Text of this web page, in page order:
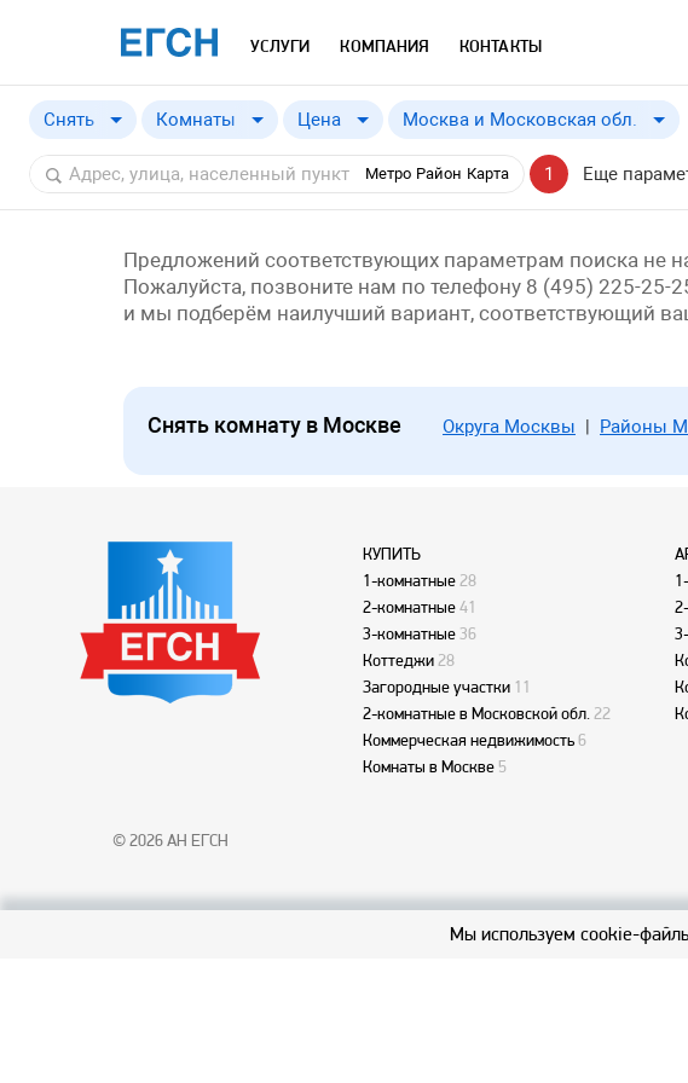
УСЛУГИ КОМПАНИЯ КОНТАКТЫ
Снять
Купить
Снять
Комнаты Цена
от до
Москва и Московская обл.
Москва и Московская обл.
Москва
Московская обл.
Метро Район Карта 1 Еще
Предложений соответствующих параметрам поиска не
Пожалуйста, позвоните нам по телефону 8 (495) 225-25-
и мы подберём наилучший вариант, соответствующий
Снять комнату в Москве Округа Москвы | Районы
© 2026 АН ЕГСН
КУПИТЬ
1-комнатные 28
2-комнатные 41
3-комнатные 36
Коттеджи 28
Загородные участки 11
2-комнатные в Московской обл. 22
Коммерческая недвижимость 6
Комнаты в Москве 5
Мы используем cookie-